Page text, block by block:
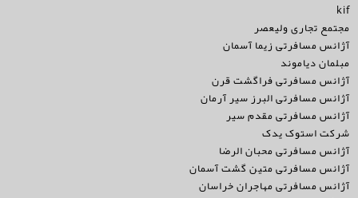
kif
مجتمع تجاری ولیعصر
آژانس مسافرتی زیما آسمان
مبلمان دیاموند
آژانس مسافرتی فراگشت قرن
آژانس مسافرتی البرز سیر آرمان
آژانس مسافرتی مقدم سیر
شرکت استوک یدک
آژانس مسافرتی محبان الرضا
آژانس مسافرتی متین گشت آسمان
آژانس مسافرتی مهاجران خراسان